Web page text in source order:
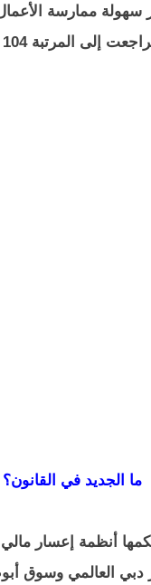
99 في العام 2016 على مؤشر
إلى المرتبة 104 العام 2017.
ما الجديد في القانون؟
أنظمة إعسار
العالمي وسوق